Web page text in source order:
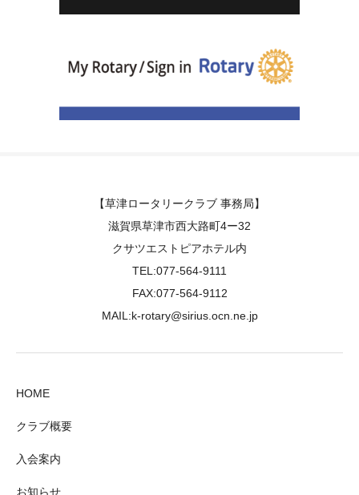
【草津ロータリークラブ 事務局】
滋賀県草津市西大路町4ー32
クサツエストピアホテル内
TEL:077-564-9111
FAX:077-564-9112
MAIL:k-rotary@sirius.ocn.ne.jp
HOME
クラブ概要
入会案内
お知らせ